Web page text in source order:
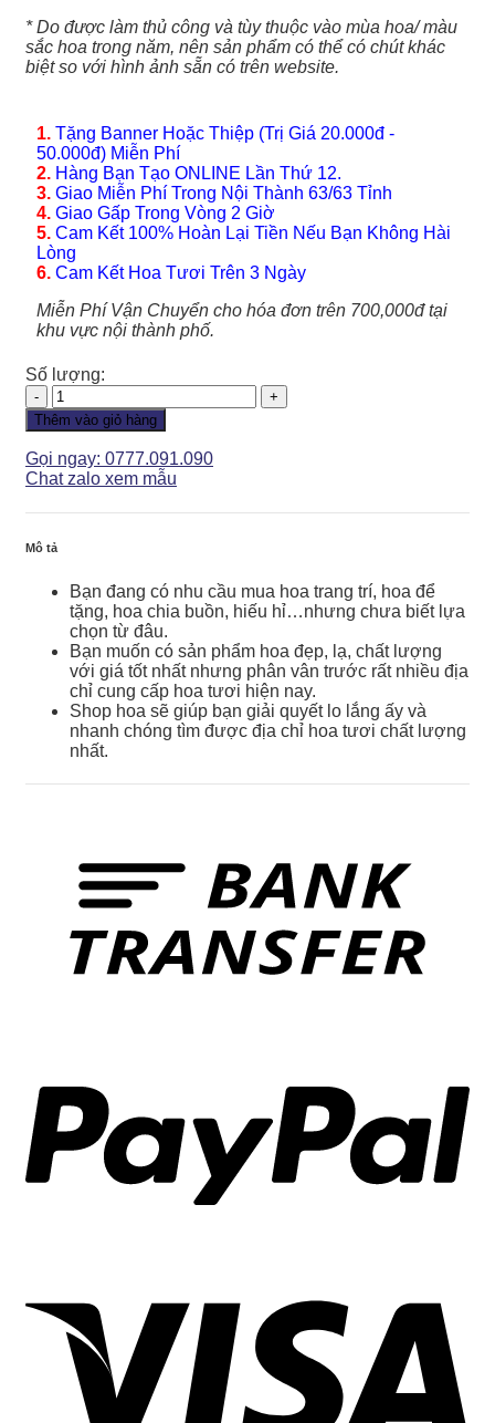
* Do được làm thủ công và tùy thuộc vào mùa hoa/ màu
sắc hoa trong năm, nên sản phẩm có thể có chút khác
biệt so với hình ảnh sẵn có trên website.
1. Tặng Banner Hoặc Thiệp (Trị Giá 20.000đ -
50.000đ) Miễn Phí
2. Hàng Bạn Tạo ONLINE Lần Thứ 12.
3. Giao Miễn Phí Trong Nội Thành 63/63 Tỉnh
4. Giao Gấp Trong Vòng 2 Giờ
5. Cam Kết 100% Hoàn Lại Tiền Nếu Bạn Không Hài
Lòng
6. Cam Kết Hoa Tươi Trên 3 Ngày
Miễn Phí Vận Chuyển cho hóa đơn trên 700,000đ tại
khu vực nội thành phố.
Số lượng:
Hoa
Chia
Buồn
-
Lời
Cuối
-
số
Thêm vào giỏ hàng
Gọi ngay: 0777.091.090
Chat zalo xem mẫu
Mô tả
Bạn đang có nhu cầu mua hoa trang trí, hoa để
tặng, hoa chia buồn, hiếu hỉ…nhưng chưa biết lựa
chọn từ đâu.
Bạn muốn có sản phẩm hoa đẹp, lạ, chất lượng
với giá tốt nhất nhưng phân vân trước rất nhiều địa
chỉ cung cấp hoa tươi hiện nay.
Shop hoa sẽ giúp bạn giải quyết lo lắng ấy và
nhanh chóng tìm được địa chỉ hoa tươi chất lượng
nhất.